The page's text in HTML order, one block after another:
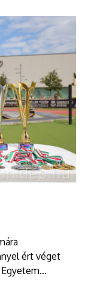
ért véget
viadalon
határon túli